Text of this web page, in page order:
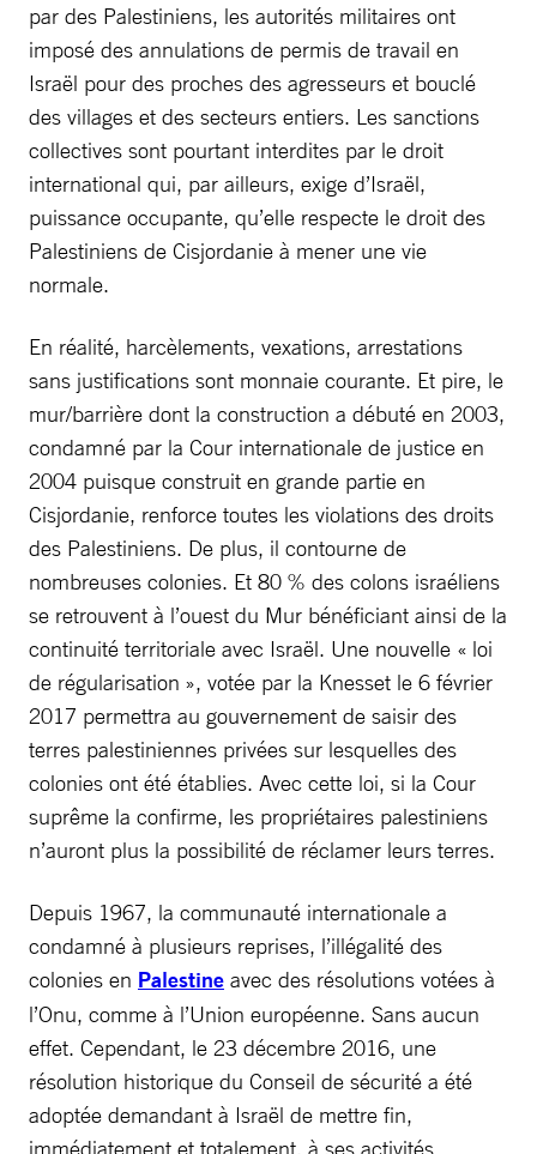
par des Palestiniens, les autorités militaires ont
imposé des annulations de permis de travail en
Israël pour des proches des agresseurs et bouclé
des villages et des secteurs entiers. Les sanctions
collectives sont pourtant interdites par le droit
international qui, par ailleurs, exige d’Israël,
puissance occupante, qu’elle respecte le droit des
Palestiniens de Cisjordanie à mener une vie
normale.
En réalité, harcèlements, vexations, arrestations
sans justifications sont monnaie courante. Et pire, le
mur/barrière dont la construction a débuté en 2003,
condamné par la Cour internationale de justice en
2004 puisque construit en grande partie en
Cisjordanie, renforce toutes les violations des droits
des Palestiniens. De plus, il contourne de
nombreuses colonies. Et 80 % des colons israéliens
se retrouvent à l’ouest du Mur bénéficiant ainsi de la
continuité territoriale avec Israël. Une nouvelle « loi
de régularisation », votée par la Knesset le 6 février
2017 permettra au gouvernement de saisir des
terres palestiniennes privées sur lesquelles des
colonies ont été établies. Avec cette loi, si la Cour
suprême la confirme, les propriétaires palestiniens
n’auront plus la possibilité de réclamer leurs terres.
Depuis 1967, la communauté internationale a
condamné à plusieurs reprises, l’illégalité des
colonies en Palestine avec des résolutions votées à
l’Onu, comme à l’Union européenne. Sans aucun
effet. Cependant, le 23 décembre 2016, une
résolution historique du Conseil de sécurité a été
adoptée demandant à Israël de mettre fin,
immédiatement et totalement, à ses activités